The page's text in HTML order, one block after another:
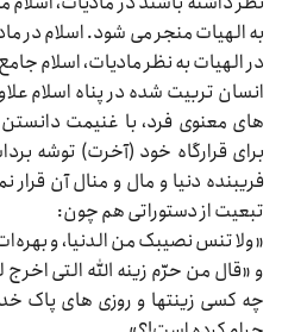
به الهیات منجر می‌‌‌ شود. اسلام در
در الهیات به نظر مادیات، اسلام
انسان تربیت شده در پناه اسلام
های معنوی فرد، با غنیمت
برای قرارگاه خود (آخرت) توشه
فریبنده دنیا و مال و منال آن قرار
تبعیت از دستوراتی هم چون:
«ولا تنس نصیبک من الدنیا، و
و «قال من حرّم زینه الله التی اخرج
چه کسی زینتها و روزی‌‌‌ های پاک